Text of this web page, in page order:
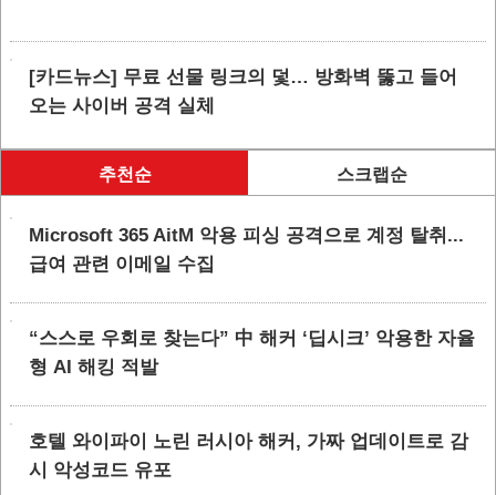
[카드뉴스] 무료 선물 링크의 덫… 방화벽 뚫고 들어
오는 사이버 공격 실체
추천순 스크랩순
Microsoft 365 AitM 악용 피싱 공격으로 계정 탈취...
급여 관련 이메일 수집
“스스로 우회로 찾는다” 中 해커 ‘딥시크’ 악용한 자율
형 AI 해킹 적발
호텔 와이파이 노린 러시아 해커, 가짜 업데이트로 감
시 악성코드 유포